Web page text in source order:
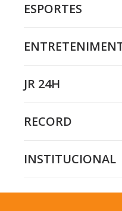
ESPORTES
JR 24H
RECORD
INSTITUCIONAL